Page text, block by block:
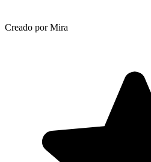
Creado por Mira